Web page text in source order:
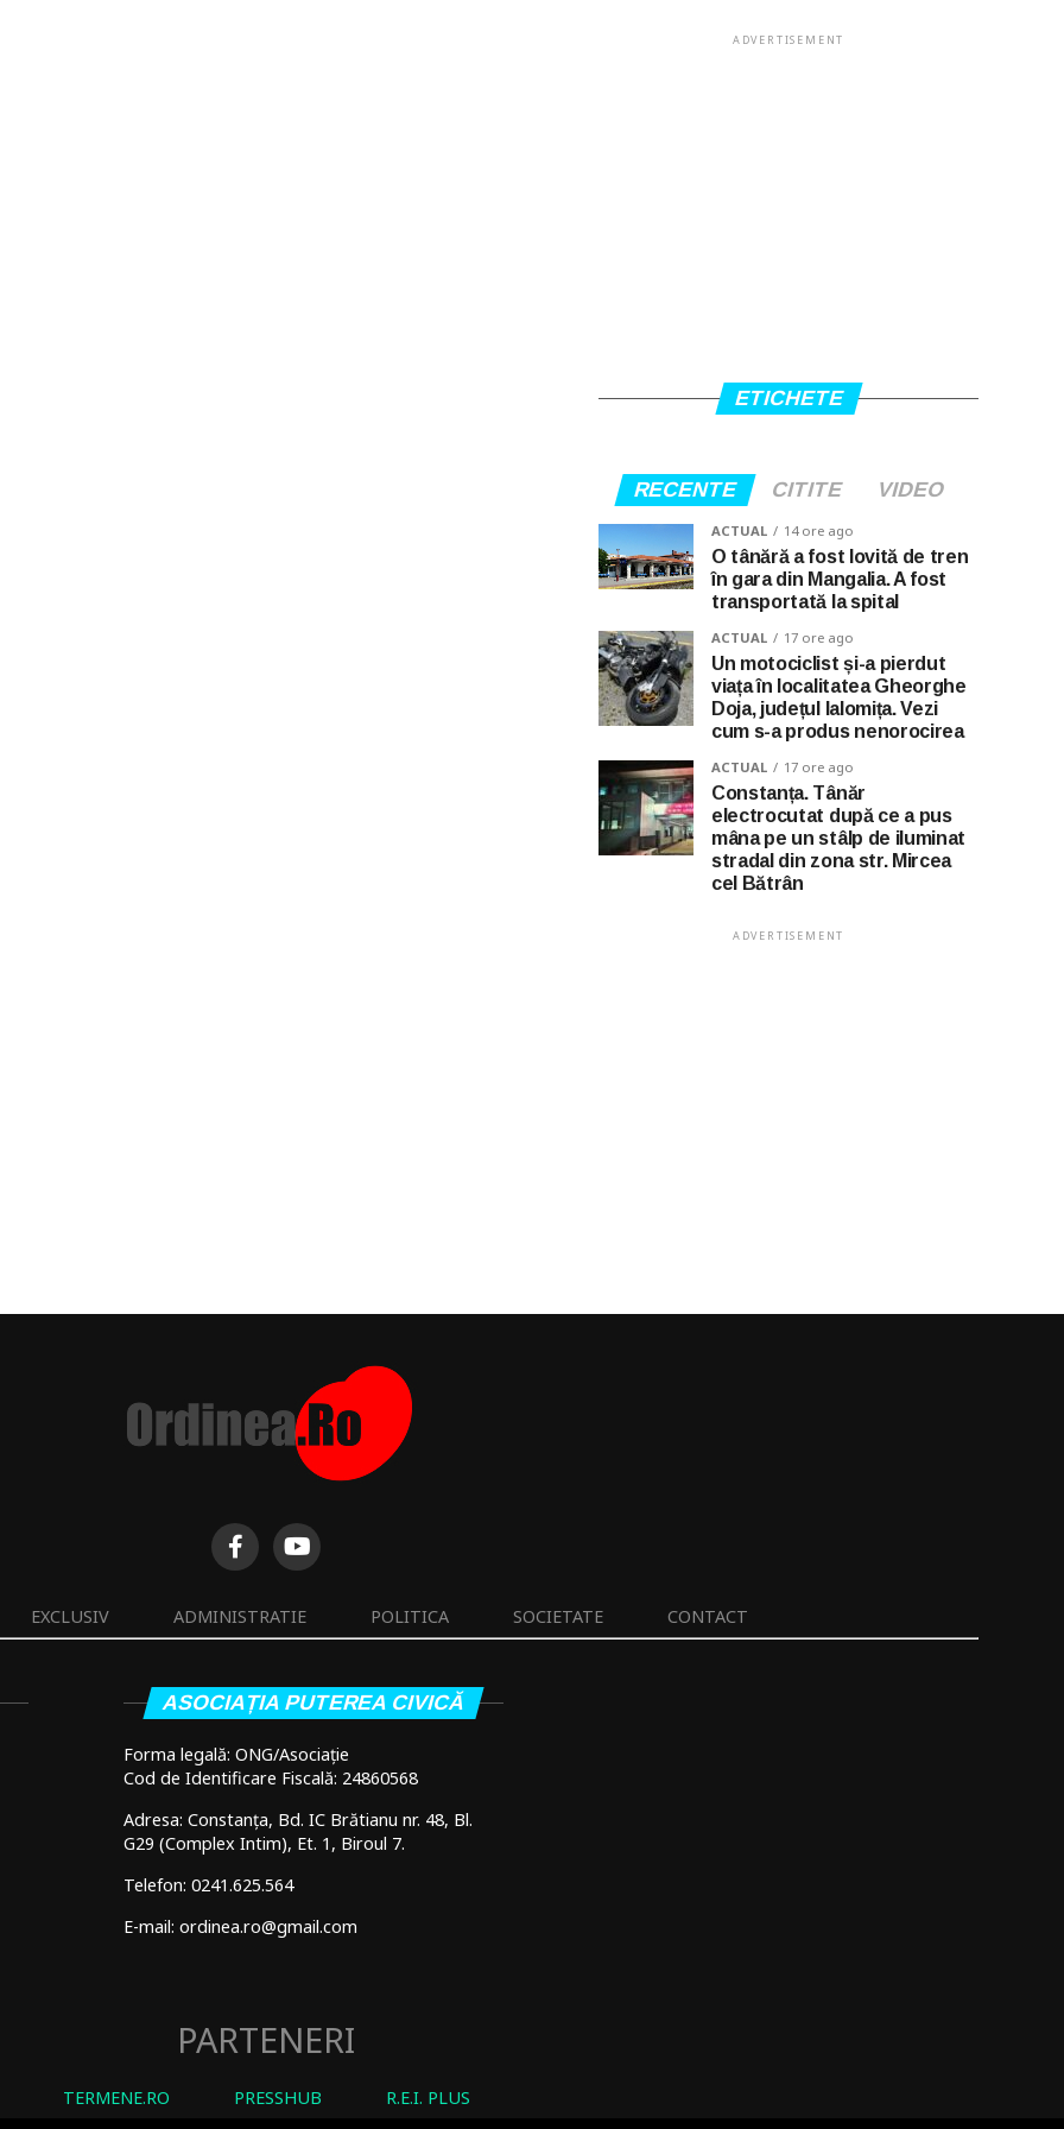
ADVERTISEMENT
ETICHETE
RECENTE CITITE VIDEO
ACTUAL 14 ore ago
O tânără a fost lovită de tren
în gara din Mangalia. A fost
transportată la spital
ACTUAL 17 ore ago
Un motociclist și-a pierdut
viața în localitatea Gheorghe
Doja, județul Ialomița. Vezi
cum s-a produs nenorocirea
ACTUAL 17 ore ago
Constanța. Tânăr
electrocutat după ce a pus
mâna pe un stâlp de iluminat
stradal din zona str. Mircea
cel Bătrân
ADVERTISEMENT
EXCLUSIV ADMINISTRATIE POLITICA SOCIETATE CONTACT
ASOCIAȚIA PUTEREA CIVICĂ
Forma legală: ONG/Asociație
Cod de Identificare Fiscală: 24860568
Adresa: Constanța, Bd. IC Brătianu nr. 48, Bl.
G29 (Complex Intim), Et. 1, Biroul 7.
Telefon: 0241.625.564
E-mail: ordinea.ro@gmail.com
PARTENERI
TERMENE.RO PRESSHUB R.E.I. PLUS